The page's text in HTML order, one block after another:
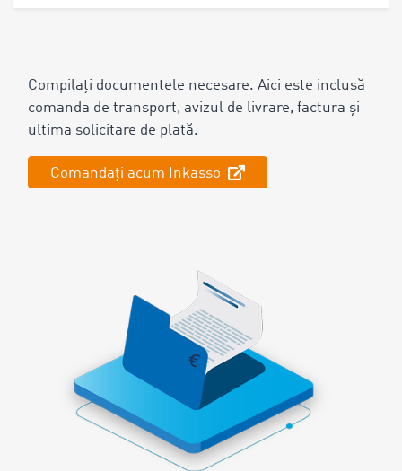
Compilați documentele necesare. Aici este inclusă
comanda de transport, avizul de livrare, factura și
ultima solicitare de plată.
Comandați acum Inkasso